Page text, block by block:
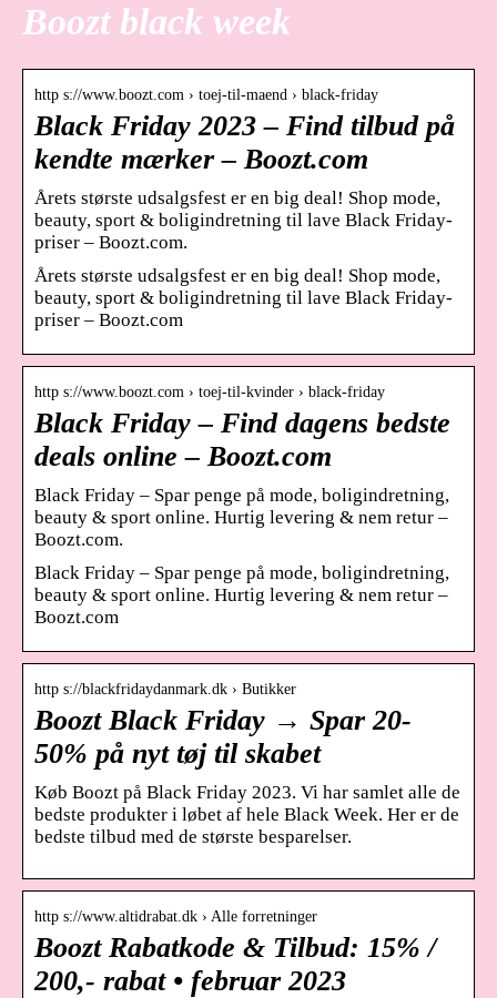
Boozt black week
http s://www.boozt.com › toej-til-maend › black-friday
Black Friday 2023 – Find tilbud på
kendte mærker – Boozt.com
Årets største udsalgsfest er en big deal! Shop mode,
beauty, sport & boligindretning til lave Black Friday-
priser – Boozt.com.
Årets største udsalgsfest er en big deal! Shop mode,
beauty, sport & boligindretning til lave Black Friday-
priser – Boozt.com
http s://www.boozt.com › toej-til-kvinder › black-friday
Black Friday – Find dagens bedste
deals online – Boozt.com
Black Friday – Spar penge på mode, boligindretning,
beauty & sport online. Hurtig levering & nem retur –
Boozt.com.
Black Friday – Spar penge på mode, boligindretning,
beauty & sport online. Hurtig levering & nem retur –
Boozt.com
http s://blackfridaydanmark.dk › Butikker
Boozt Black Friday → Spar 20-
50% på nyt tøj til skabet
Køb Boozt på Black Friday 2023. Vi har samlet alle de
bedste produkter i løbet af hele Black Week. Her er de
bedste tilbud med de største besparelser.
http s://www.altidrabat.dk › Alle forretninger
Boozt Rabatkode & Tilbud: 15% /
200,- rabat • februar 2023